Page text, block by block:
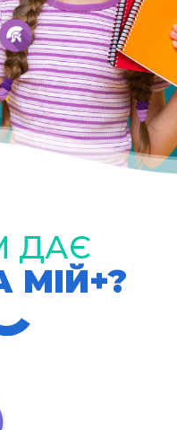
ДАЄ
МІЙ+?